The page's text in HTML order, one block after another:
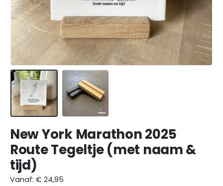
New York Marathon 2025
Route Tegeltje (met naam &
tijd)
Vanaf: € 24,95